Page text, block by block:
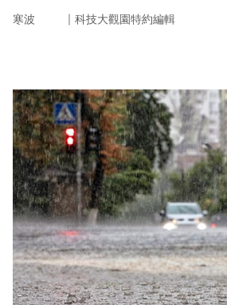
寒波 ｜ 科技大觀園特約編輯